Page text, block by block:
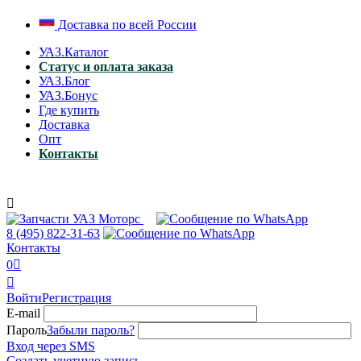
Доставка по всей России
УАЗ.Каталог
Статус и оплата заказа
УАЗ.Блог
УАЗ.Бонус
Где купить
Доставка
Опт
Контакты

8 (495) 822-31-63
Контакты
0

ВойтиРегистрация
E-mail
ПарольЗабыли пароль?
Вход через SMS